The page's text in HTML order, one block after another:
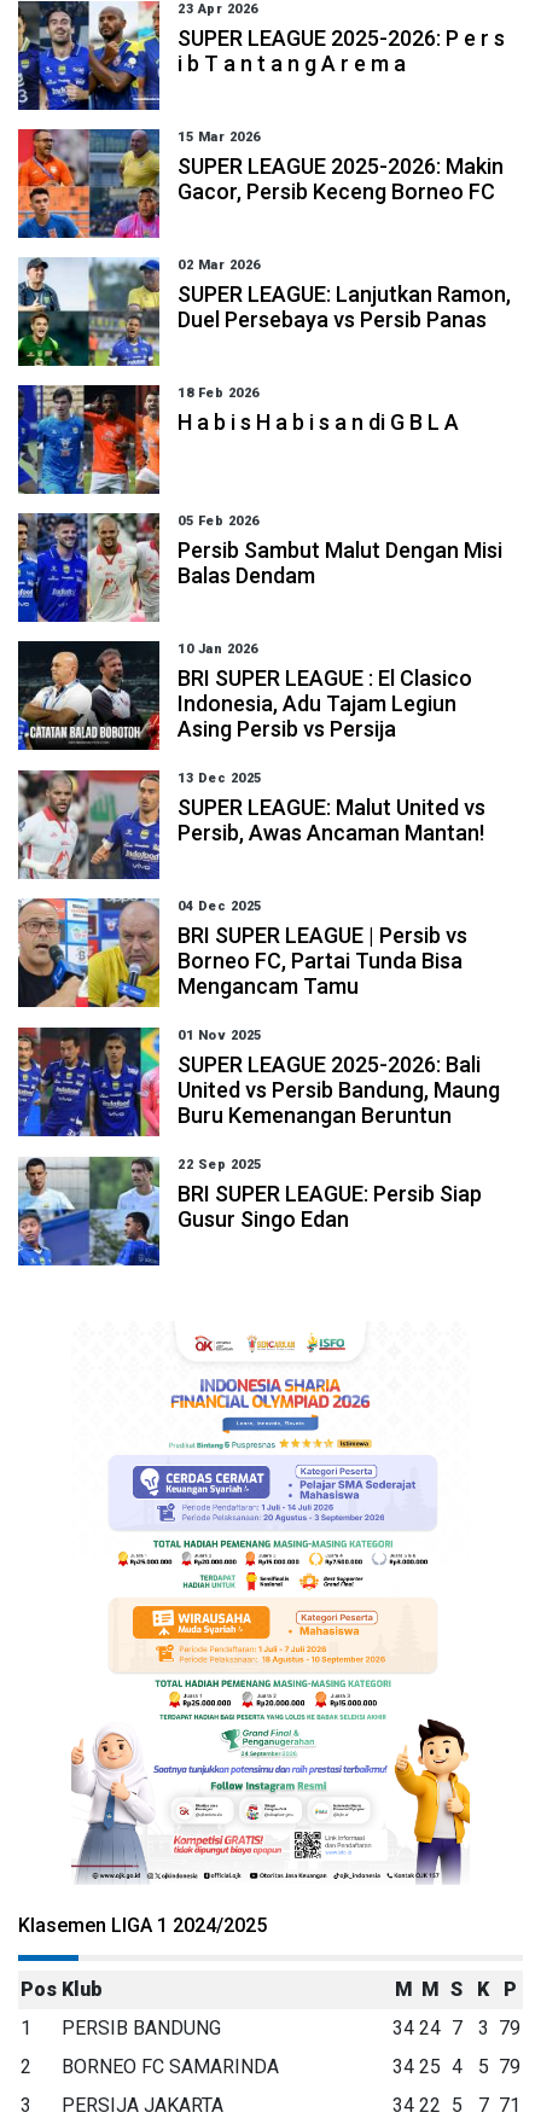
23 Apr 2026
SUPER LEAGUE 2025-2026: P e r s
i b T a n t a n g A r e m a
15 Mar 2026
SUPER LEAGUE 2025-2026: Makin
Gacor, Persib Keceng Borneo FC
02 Mar 2026
SUPER LEAGUE: Lanjutkan Ramon,
Duel Persebaya vs Persib Panas
18 Feb 2026
H a b i s H a b i s a n di G B L A
05 Feb 2026
Persib Sambut Malut Dengan Misi
Balas Dendam
10 Jan 2026
BRI SUPER LEAGUE : El Clasico
Indonesia, Adu Tajam Legiun
Asing Persib vs Persija
13 Dec 2025
SUPER LEAGUE: Malut United vs
Persib, Awas Ancaman Mantan!
04 Dec 2025
BRI SUPER LEAGUE | Persib vs
Borneo FC, Partai Tunda Bisa
Mengancam Tamu
01 Nov 2025
SUPER LEAGUE 2025-2026: Bali
United vs Persib Bandung, Maung
Buru Kemenangan Beruntun
22 Sep 2025
BRI SUPER LEAGUE: Persib Siap
Gusur Singo Edan
Klasemen LIGA 1 2024/2025
Pos Klub M M S K
P
1
PERSIB BANDUNG 34 24 7 3 79
2
BORNEO FC SAMARINDA 34 25 4 5 79
3
PERSIJA JAKARTA 34 22 5 7 71